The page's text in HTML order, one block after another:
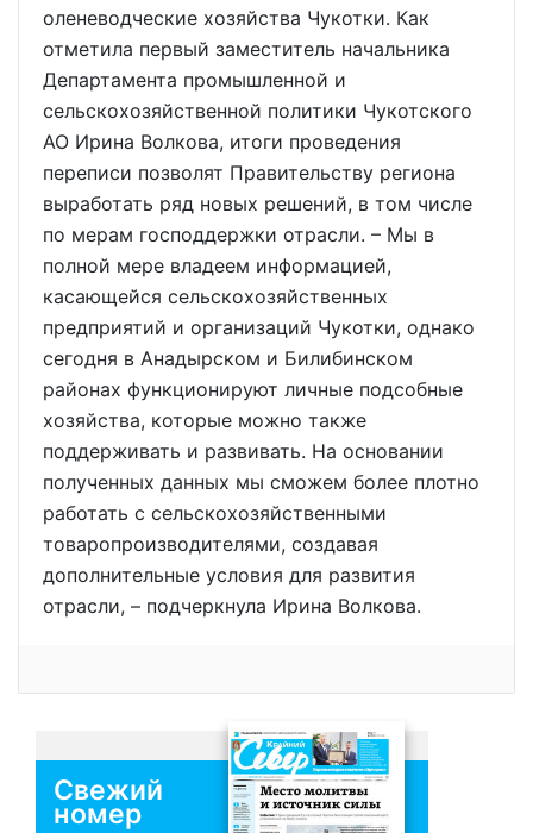
оленеводческие хозяйства Чукотки. Как
отметила первый заместитель начальника
Департамента промышленной и
сельскохозяйственной политики Чукотского
АО Ирина Волкова, итоги проведения
переписи позволят Правительству региона
выработать ряд новых решений, в том числе
по мерам господдержки отрасли. – Мы в
полной мере владеем информацией,
касающейся сельскохозяйственных
предприятий и организаций Чукотки, однако
сегодня в Анадырском и Билибинском
районах функционируют личные подсобные
хозяйства, которые можно также
поддерживать и развивать. На основании
полученных данных мы сможем более плотно
работать с сельскохозяйственными
товаропроизводителями, создавая
дополнительные условия для развития
отрасли, – подчеркнула Ирина Волкова.
Свежий
номер